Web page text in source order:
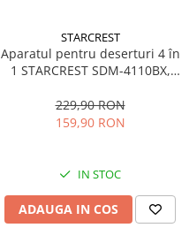
STARCREST
Aparatul pentru deserturi 4 în
1 STARCREST SDM-4110BX,
invelis ceramic pentru vafe,
nuci, gogosi si smile
229,90 RON
159,90 RON
IN STOC
ADAUGA IN COS